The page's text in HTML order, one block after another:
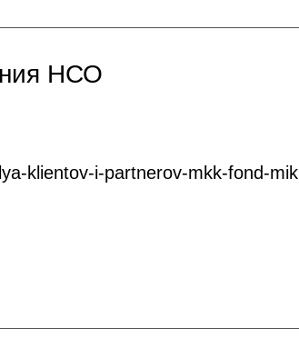
НСО
klientov-i-partnerov-mkk-fond-